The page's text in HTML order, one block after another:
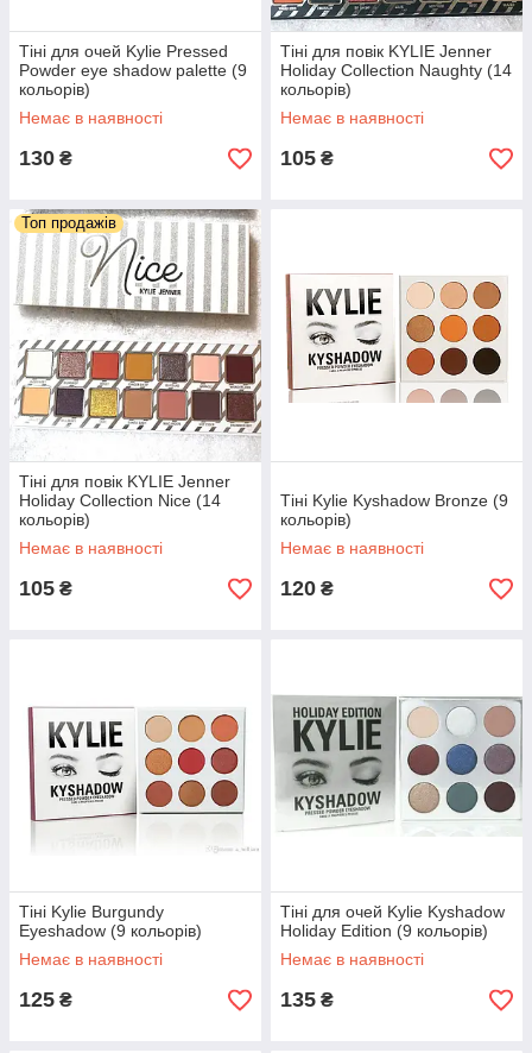
Тіні для очей Kylie Pressed
Powder eye shadow palette (9
кольорів)
Немає в наявності
130 ₴
Тіні для повік KYLIE Jenner
Holiday Collection Naughty (14
кольорів)
Немає в наявності
105 ₴
Топ продажів
Тіні для повік KYLIE Jenner
Holiday Collection Nice (14
кольорів)
Немає в наявності
105 ₴
Тіні Kylie Kyshadow Bronze (9
кольорів)
Немає в наявності
120 ₴
Тіні Kylie Burgundy
Eyeshadow (9 кольорів)
Немає в наявності
125 ₴
Тіні для очей Kylie Kyshadow
Holiday Edition (9 кольорів)
Немає в наявності
135 ₴